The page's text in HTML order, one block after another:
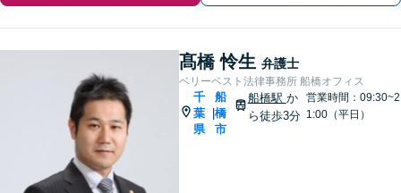
髙橋 怜生 弁護士
ベリーベスト法律事務所 船橋オフィス
千
葉
県
船
橋
市
船橋駅 か
ら徒歩3分
営業時間：09:30~2
1:00（平日）